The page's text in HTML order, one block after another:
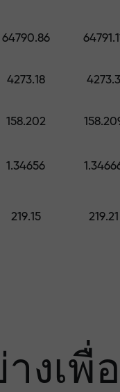
มูลค่าสูงสุด
เสี่ย
คุณ
64790.86
4273.18 4273.3
158.202
1.34656
219.15 219.21
คอร์สและเว็บบินาร์สำห
งเพื่